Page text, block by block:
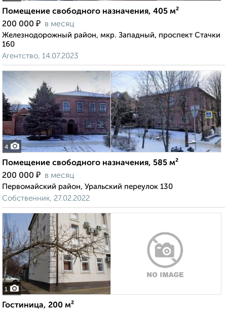
Помещение свободного назначения, 405 м²
200 000 ₽ в месяц
Железнодорожный район, мкр. Западный, проспект Стачки
160
Агентство, 14.07.2023
4
Помещение свободного назначения, 585 м²
200 000 ₽ в месяц
Первомайский район, Уральский переулок 130
Собственник, 27.02.2022
1
Гостиница, 200 м²